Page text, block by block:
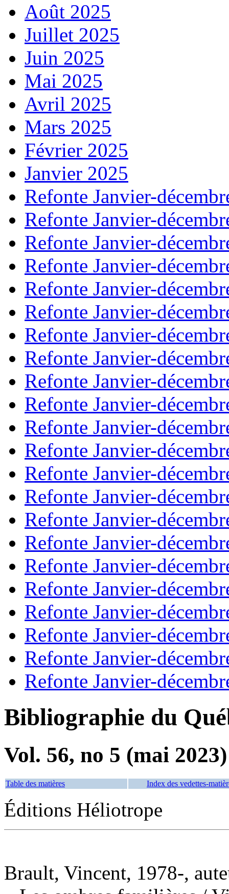
Août 2025
Juillet 2025
Juin 2025
Mai 2025
Avril 2025
Mars 2025
Février 2025
Janvier 2025
Refonte Janvier-
Refonte Janvier-
Refonte Janvier-
Refonte Janvier-
Refonte Janvier-
Refonte Janvier-
Refonte Janvier-
Refonte Janvier-
Refonte Janvier-
Refonte Janvier-
Refonte Janvier-
Refonte Janvier-
Refonte Janvier-
Refonte Janvier-
Refonte Janvier-
Refonte Janvier-
Refonte Janvier-
Refonte Janvier-
Refonte Janvier-
Refonte Janvier-
Refonte Janvier-
Refonte Janvier-
Bibliographie du
Vol. 56, no 5 (mai 2023)
Table des matières Index des vedettes-
Éditions Héliotrope
Brault, Vincent, 1978-,